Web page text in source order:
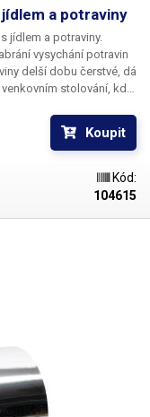
a potraviny
jídlem a potraviny.
vysychání potravin
delší dobu čerstvé, dá
stolování, kdy
na misku o průměru
PE se běžně
lahví apod.
Uvedená
Koupit
Kód:
104615